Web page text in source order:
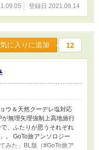
りは上） 爬虫類顔にメガ
無反応。 出不精・筆不
食いのゲイ。バリタチ。
登録日 2021.08.14
に入りに追加 12
ウ＆天然クーデレ塩対応
無理矢理強制上高地旅行
、ふたりが思うそれぞれ
。 GoTo旅アンソロジー
みた」BL版（#GoTo旅ア